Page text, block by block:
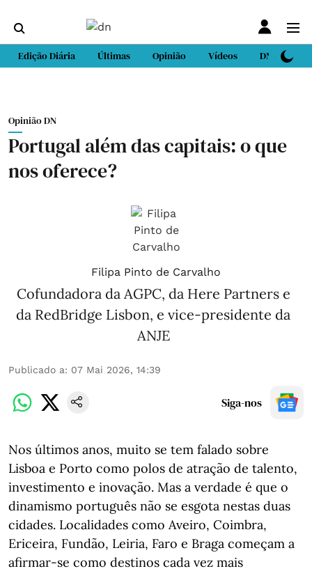
Edição Diária Últimas Opinião Vídeos DN Sport
Opinião DN
Portugal além das capitais: o que
nos oferece?
Filipa Pinto de Carvalho
Cofundadora da AGPC, da Here Partners e
da RedBridge Lisbon, e vice-presidente da
ANJE
Publicado a: 07 Mai 2026, 14:39
Siga-nos
Nos últimos anos, muito se tem falado sobre
Lisboa e Porto como polos de atração de talento,
investimento e inovação. Mas a verdade é que o
dinamismo português não se esgota nestas duas
cidades. Localidades como Aveiro, Coimbra,
Ericeira, Fundão, Leiria, Faro e Braga começam a
afirmar-se como destinos cada vez mais